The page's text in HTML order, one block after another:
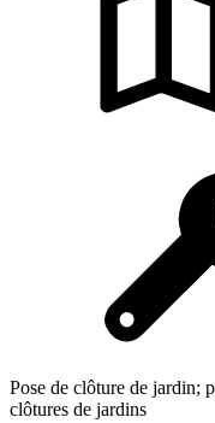
Pose de clôture de jardin;
clôtures de jardins